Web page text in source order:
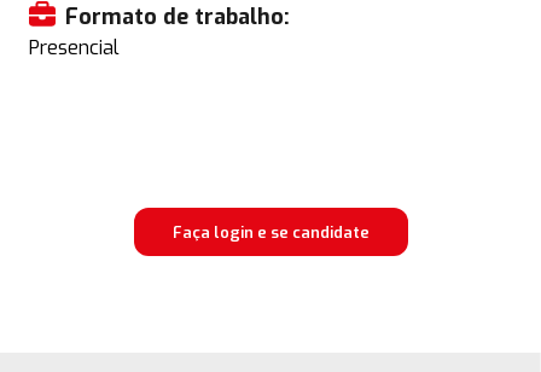
Formato de trabalho:
Presencial
Faça login e se candidate